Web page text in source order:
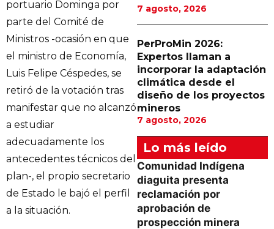
portuario Dominga por
parte del Comité de
Ministros -ocasión en que
el ministro de Economía,
Luis Felipe Céspedes, se
retiró de la votación tras
manifestar que no alcanzó
a estudiar
adecuadamente los
antecedentes técnicos del
plan-, el propio secretario
de Estado le bajó el perfil
a la situación.
7 agosto, 2026
PerProMin 2026:
Expertos llaman a
incorporar la adaptación
climática desde el
diseño de los proyectos
mineros
7 agosto, 2026
Lo más leído
Comunidad Indígena
diaguita presenta
reclamación por
aprobación de
prospección minera